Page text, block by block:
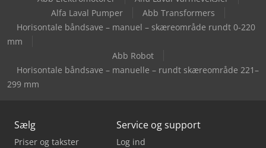
Hyster S1.2
Manitou Mht 790
Alfa Laval Pumper
Abb Transformers
Horisontale båndsave – manuel – skæreområde rundt 0-220
mm
Abb Robot
Horisontale båndsave – manuelle – rundt skæreområde 221–
299 mm
Sælg
Priser og takster
Service og support
Log ind